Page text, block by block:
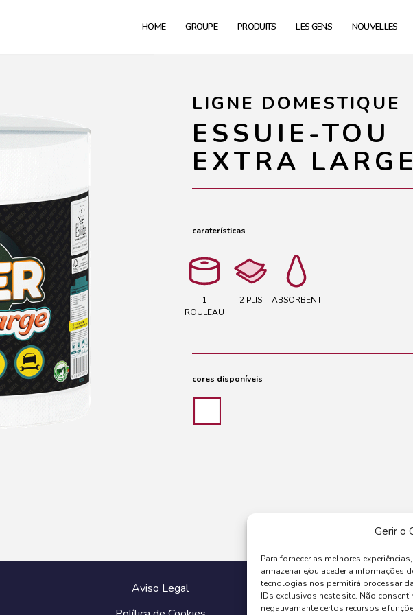
Gerir o
Para fornecer as melhores
armazenar e/ou aceder a
tecnologias nos permitirá processar
IDs exclusivos neste site. Não
negativamante certos recursos e
HOME GROUPE PRODUITS LES GENS NOUVELLES
LIGNE DOMESTIQUE
ESSUIE-TOU
EXTRA LARGE
caraterísticas
1
ROULEAU
2 PLIS ABSORBENT
cores disponíveis
Aviso Legal